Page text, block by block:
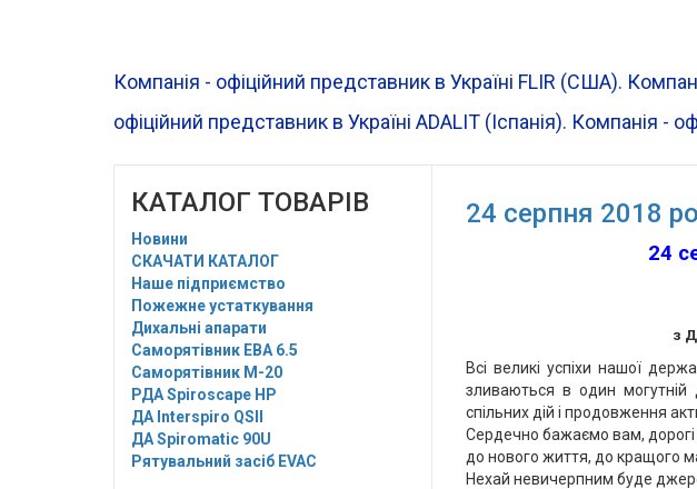
Компанія - офіційний представник в Україні FLIR (CША).
офіційний представник в Україні ADALIT (Іспанія). Компанія -
24 серпня 2018
24
з
Всі великі успіхи нашої
зливаються в один
спільних дій і продовження
Сердечно бажаємо вам, дорогі
до нового життя, до кращого
Нехай невичерпним буде
КАТАЛОГ ТОВАРІВ
Новини
СКАЧАТИ КАТАЛОГ
Наше підприємство
Пожежне устаткування
Дихальні апарати
Саморятівник EBA 6.5
Саморятівник M-20
РДА Spiroscape HP
ДА Interspiro QSII
ДА Spiromatic 90U
Рятувальний засіб EVAC